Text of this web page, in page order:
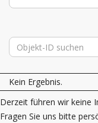
Kein Ergebnis.
Derzeit führen wir keine
Fragen Sie uns bitte